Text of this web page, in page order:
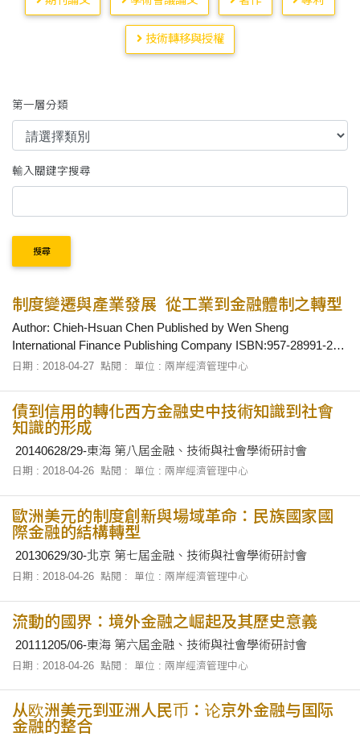
技術轉移與授權
第一層分類
輸入關鍵字搜尋
搜尋
制度變遷與產業發展_從工業到金融體制之轉型
Author: Chieh-Hsuan Chen Published by Wen Sheng
International Finance Publishing Company ISBN:957-28991-2-0
Mail Order:41299514 Order TEL: 07-3393058 First
日期 : 2018-04-27 點閱 : 單位 : 兩岸經濟管理中心
債到信用的轉化西方金融史中技術知識到社會
知識的形成
20140628/29-東海 第八屆金融、技術與社會學術研討會
日期 : 2018-04-26 點閱 : 單位 : 兩岸經濟管理中心
歐洲美元的制度創新與場域革命：民族國家國
際金融的結構轉型
20130629/30-北京 第七屆金融、技術與社會學術研討會
日期 : 2018-04-26 點閱 : 單位 : 兩岸經濟管理中心
流動的國界：境外金融之崛起及其歷史意義
20111205/06-東海 第六屆金融、技術與社會學術研討會
日期 : 2018-04-26 點閱 : 單位 : 兩岸經濟管理中心
从欧洲美元到亚洲人民币：论京外金融与国际
金融的整合